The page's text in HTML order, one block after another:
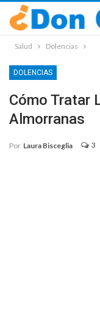
Salud Dolencias
DOLENCIAS
Cómo Tratar
Almorranas
Por Laura Bisceglia 3